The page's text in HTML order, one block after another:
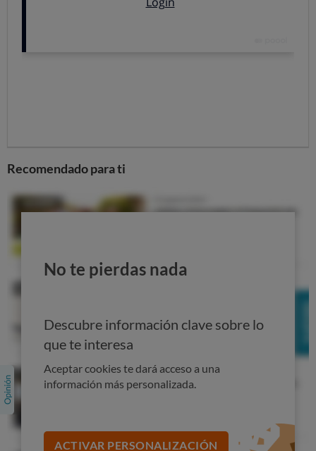
rentabilidad de nuestras instalaciones.
eficientes
simulador de sistemas fotovoltaicos
Esta herramienta se alimenta de la información obtenida
inversores, que combinados, indican cuál es la mejor
opción para ti.
lugar donde desearías colocar la instalación (Centro, Sur,
Recomendado para ti
No te pierdas nada
Descubre información clave sobre lo
que te interesa
Aceptar cookies te dará acceso a una
información más personalizada.
ACTIVAR PERSONALIZACIÓN